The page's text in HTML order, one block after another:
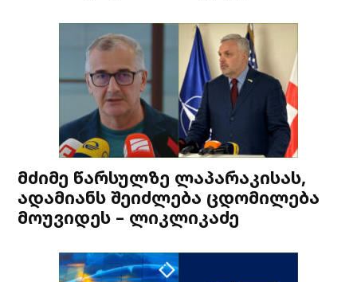
მძიმე წარსულზე ლაპარაკისას,
ადამიანს შეიძლება ცდომილება
მოუვიდეს – ლიკლიკაძე